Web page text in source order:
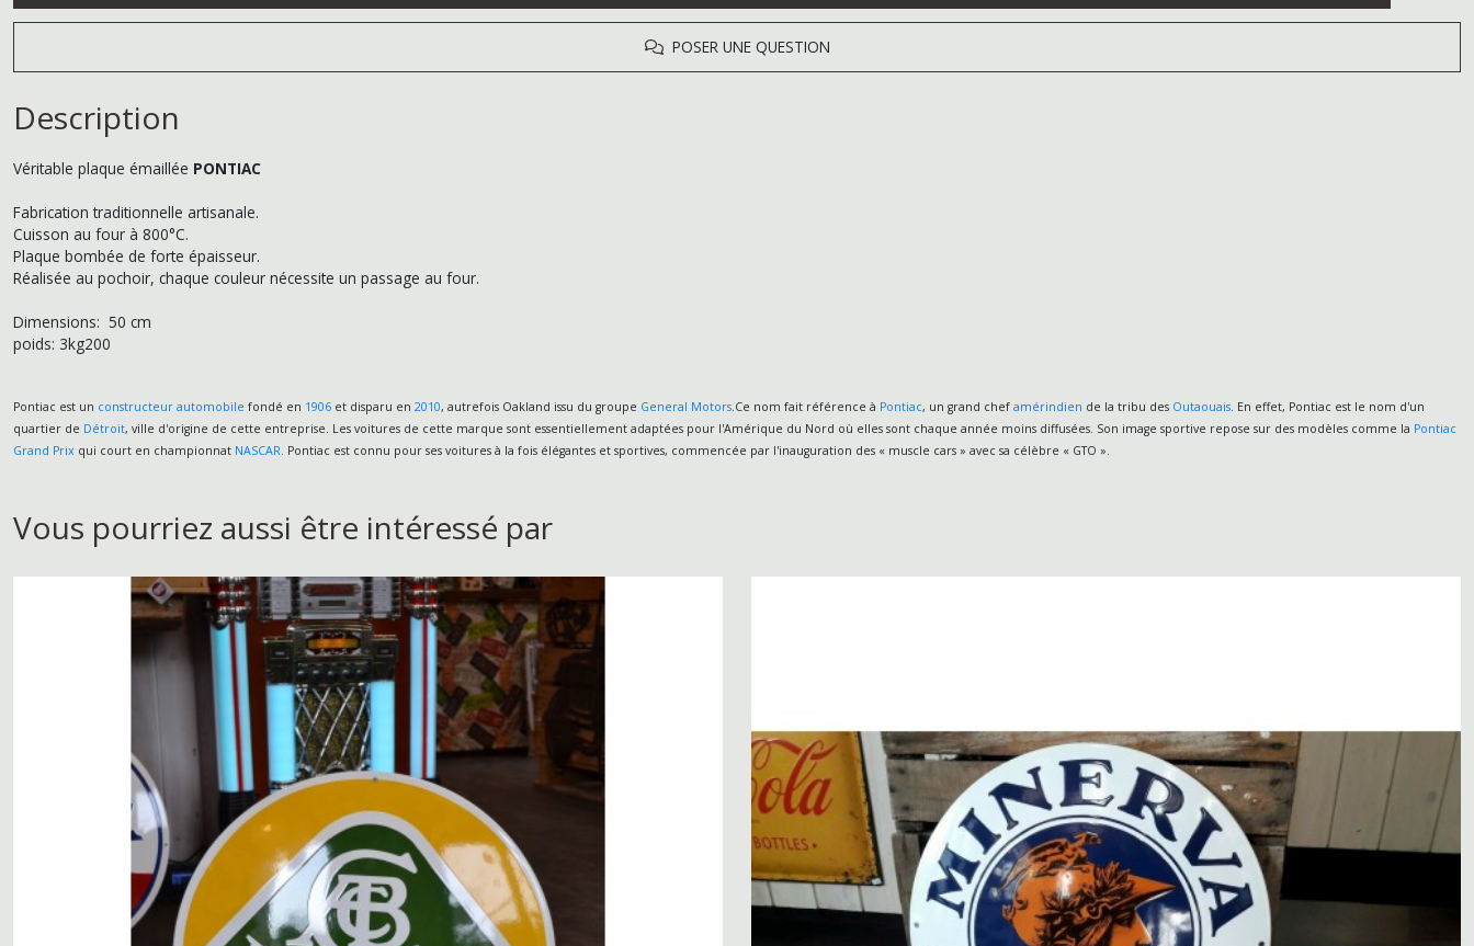
POSER UNE QUESTION
Description
Véritable plaque émaillée PONTIAC
Fabrication traditionnelle artisanale.
Cuisson au four à 800°C.
Plaque bombée de forte épaisseur.
Réalisée au pochoir, chaque couleur nécessite un passage au four.
Dimensions: 50 cm
poids: 3kg200
Pontiac est un constructeur automobile fondé en 1906 et disparu en 2010, autrefois Oakland issu du groupe General Motors.Ce nom fait référence à Pontiac, un grand chef amérindien de la tribu des Outaouais. En effet, Pontiac est le nom d'un
quartier de Détroit, ville d'origine de cette entreprise. Les voitures de cette marque sont essentiellement adaptées pour l'Amérique du Nord où elles sont chaque année moins diffusées. Son image sportive repose sur des modèles comme la Pontiac
Grand Prix qui court en championnat NASCAR. Pontiac est connu pour ses voitures à la fois élégantes et sportives, commencée par l'inauguration des « muscle cars » avec sa célèbre « GTO ».
Vous pourriez aussi être intéressé par